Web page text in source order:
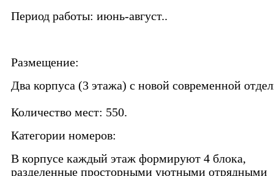
Период работы: июнь-август..
Размещение:
Два корпуса (3 этажа) с новой современной
Количество мест: 550.
Категории номеров:
В корпусе каждый этаж формируют 4 блока,
разделенные просторными уютными отрядными